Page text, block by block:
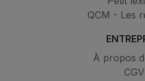
QCM - Les
À propos
CGV